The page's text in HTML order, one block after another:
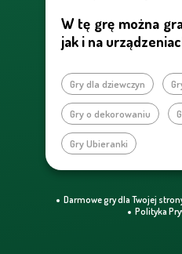
W tę grę można
jak i na
Gry dla dziewczyn
Gry o dekorowaniu
Gry Ubieranki
Darmowe gry dla Twojej
Polityka